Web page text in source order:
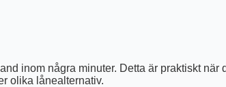
inom några minuter. Detta är praktiskt när
olika lånealternativ.